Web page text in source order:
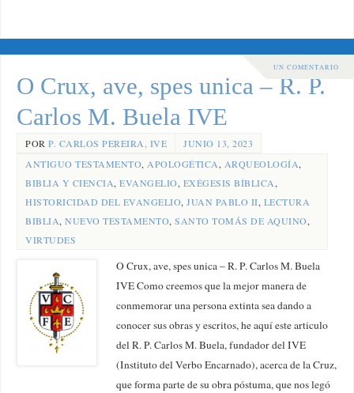
UN COMENTARIO
O Crux, ave, spes unica – R. P.
Carlos M. Buela IVE
PORP. CARLOS PEREIRA, IVE
JUNIO 13, 2023
ANTIGUO TESTAMENTO,APOLOGÉTICA, ARQUEOLOGÍA,
BIBLIA Y CIENCIA,EVANGELIO, EXÉGESIS BÍBLICA,
HISTORICIDAD DEL EVANGELIO,JUAN PABLO II, LECTURA
BIBLIA,NUEVO TESTAMENTO,SANTO TOMÁS DE AQUINO,
VIRTUDES
O Crux, ave, spes unica – R. P. Carlos M. Buela
IVE Como creemos que la mejor manera de
conmemorar una persona extinta sea dando a
conocer sus obras y escritos, he aquí este articulo
del R. P. Carlos M. Buela, fundador del IVE
(Instituto del Verbo Encarnado), acerca de la Cruz,
que forma parte de su obra póstuma, que nos legó